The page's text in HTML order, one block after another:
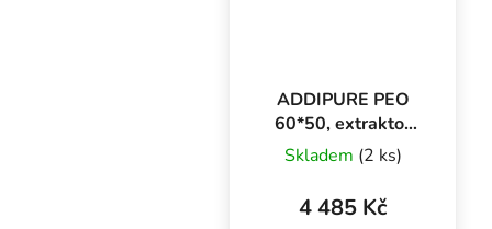
ADDIPURE PEO
60*50, extraktor
na bylinky
Skladem (2 ks)
4 485 Kč